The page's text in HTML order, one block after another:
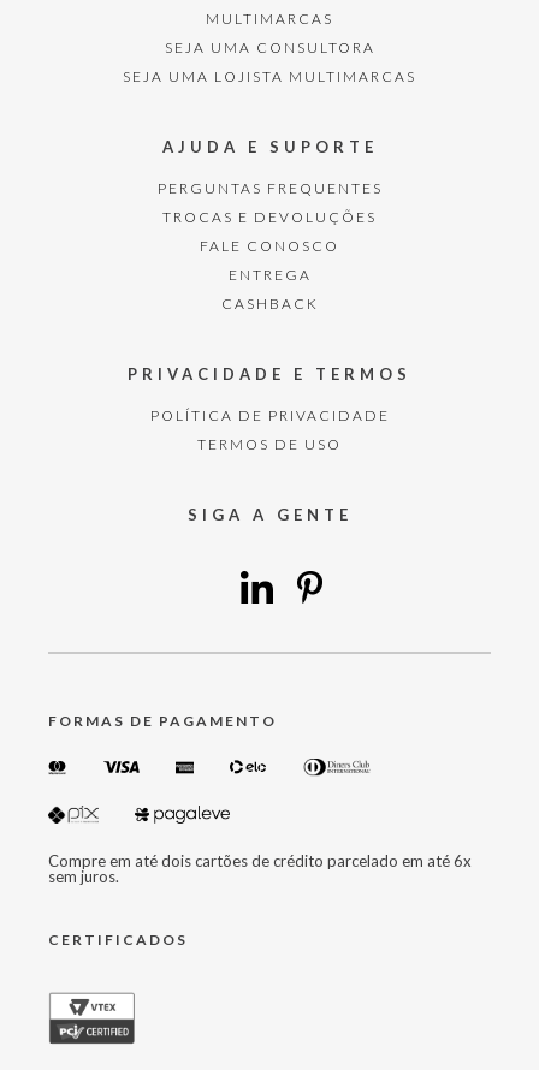
MULTIMARCAS
SEJA UMA CONSULTORA
SEJA UMA LOJISTA MULTIMARCAS
AJUDA E SUPORTE
PERGUNTAS FREQUENTES
TROCAS E DEVOLUÇÕES
FALE CONOSCO
ENTREGA
CASHBACK
PRIVACIDADE E TERMOS
POLÍTICA DE PRIVACIDADE
TERMOS DE USO
SIGA A GENTE
FORMAS DE PAGAMENTO
Compre em até dois cartões de crédito parcelado em até 6x
sem juros.
CERTIFICADOS